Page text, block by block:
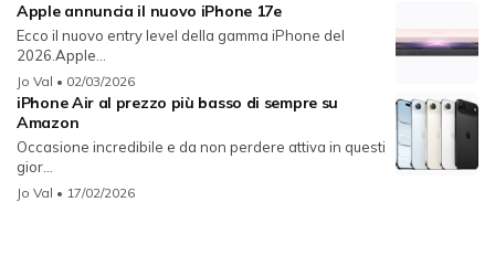
Apple annuncia il nuovo iPhone 17e
Ecco il nuovo entry level della gamma iPhone del
2026.Apple...
Jo Val • 02/03/2026
iPhone Air al prezzo più basso di sempre su
Amazon
Occasione incredibile e da non perdere attiva in questi
gior...
Jo Val • 17/02/2026